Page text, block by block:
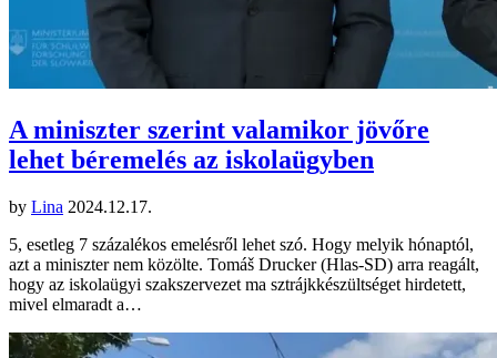
A miniszter szerint valamikor jövőre
lehet béremelés az iskolaügyben
by Lina 2024.12.17.
5, esetleg 7 százalékos emelésről lehet szó. Hogy melyik hónaptól,
azt a miniszter nem közölte. Tomáš Drucker (Hlas-SD) arra reagált,
hogy az iskolaügyi szakszervezet ma sztrájkkészültséget hirdetett,
mivel elmaradt a…